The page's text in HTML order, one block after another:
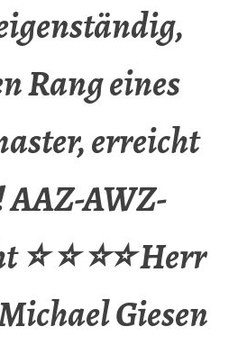
Rang eines
erreicht
AAZ-AWZ-
⭐ ⭐⭐ Herr
Giesen